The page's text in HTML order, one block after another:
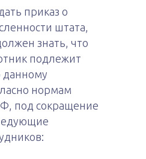
приказ о
штата,
знать, что
подлежит
данному
нормам
под сокращение